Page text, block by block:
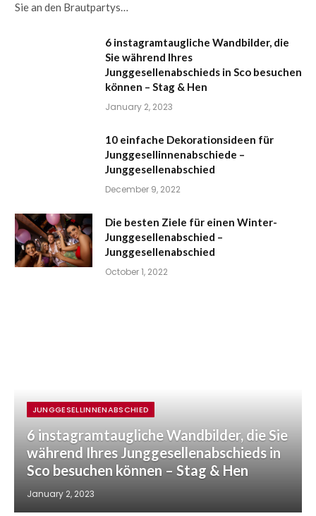
Sie an den Brautpartys…
6 instagramtaugliche Wandbilder, die
Sie während Ihres
Junggesellenabschieds in Sco besuchen
können – Stag & Hen
January 2, 2023
10 einfache Dekorationsideen für
Junggesellinnenabschiede –
Junggesellenabschied
December 9, 2022
Die besten Ziele für einen Winter-
Junggesellenabschied –
Junggesellenabschied
October 1, 2022
JUNGGESELLINNENABSCHIED
6 instagramtaugliche Wandbilder, die Sie
während Ihres Junggesellenabschieds in
Sco besuchen können – Stag & Hen
January 2, 2023